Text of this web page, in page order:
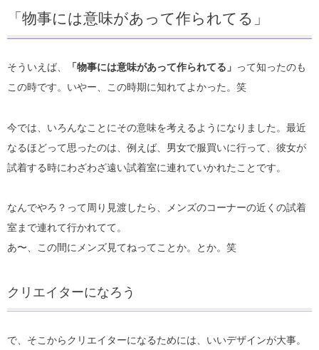
「物事には意味があって作られてる」
そういえば、 「物事には意味があって作られてる」 って知ったのも
この時です。いやー、この時期に知れてよかった。笑
今では、いろんなことにその意味を考えるようになりました。最近
なるほどって思ったのは、例えば、男女で服買いに行って、彼女が
試着する時にわざわざ遠い試着室に連れていかれたことです。
なんでやろ？って周り見渡したら、メンズのコーナーの近くの試着
室まで連れて行かれてて。
あ〜、この間にメンズ見てねってことか。とか。笑
クリエイターになろう
で、そこからクリエイターになるためには、いいデザインが大事。